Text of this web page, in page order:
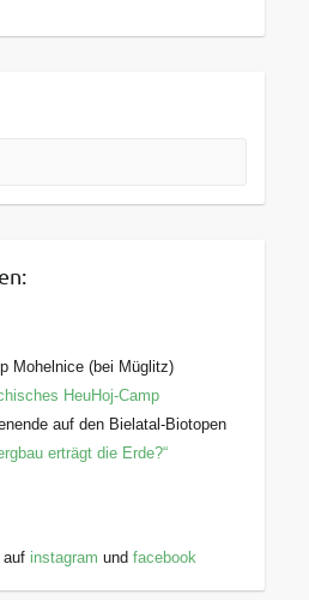
Mohelnice (bei Müglitz)
HeuHoj-Camp
auf den Bielatal-Biotopen
erträgt die Erde?“
auf instagram undfacebook